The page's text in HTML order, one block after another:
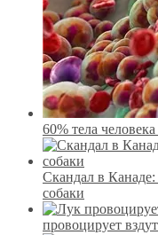
60% тела
Скандал в
собаки
провоцирует